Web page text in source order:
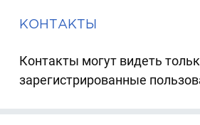
КОНТАКТЫ
Контакты могут видеть
зарегистрированные